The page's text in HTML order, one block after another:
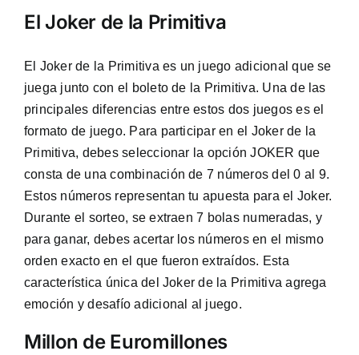
El Joker de la Primitiva
El Joker de la Primitiva es un juego adicional que se
juega junto con el boleto de la Primitiva. Una de las
principales diferencias entre estos dos juegos es el
formato de juego. Para participar en el Joker de la
Primitiva, debes seleccionar la opción JOKER que
consta de una combinación de 7 números del 0 al 9.
Estos números representan tu apuesta para el Joker.
Durante el sorteo, se extraen 7 bolas numeradas, y
para ganar, debes acertar los números en el mismo
orden exacto en el que fueron extraídos. Esta
característica única del Joker de la Primitiva agrega
emoción y desafío adicional al juego.
Millon de Euromillones